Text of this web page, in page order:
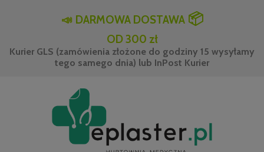
📣 DARMOWA DOSTAWA📦
OD 300 zł
Kurier GLS (zamówienia złożone do godziny 15 wysyłamy
tego samego dnia) lub InPost Kurier